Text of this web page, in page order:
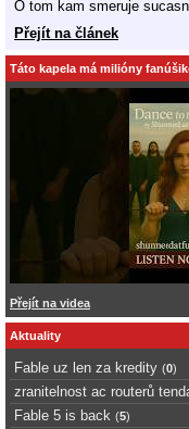
O tom kam smeruje
Přejít na článek
Táto kapela má milióny
Přejít na videa
Aktuality
Fable uz len za kredity (0)
zranitelnost ac routerů
Fable 5 is back (5)